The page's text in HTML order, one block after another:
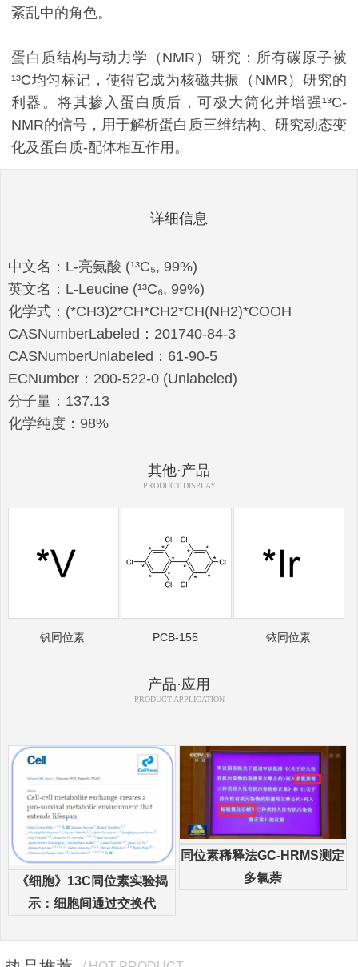
紊乱中的角色。
蛋白质结构与动力学（NMR）研究：所有碳原子被
¹³C均匀标记，使得它成为核磁共振（NMR）研究的
利器。将其掺入蛋白质后，可极大简化并增强¹³C-
NMR的信号，用于解析蛋白质三维结构、研究动态变
化及蛋白质-配体相互作用。
详细信息
中文名：L-亮氨酸 (¹³C₅, 99%)
英文名：L-Leucine (¹³C₆, 99%)
化学式：(*CH3)2*CH*CH2*CH(NH2)*COOH
CASNumberLabeled：201740-84-3
CASNumberUnlabeled：61-90-5
ECNumber：200-522-0 (Unlabeled)
分子量：137.13
化学纯度：98%
其他·产品
PRODUCT DISPLAY
钒同位素 PCB-155 铱同位素
产品·应用
PRODUCT APPLICATION
《细胞》13C同位素实验揭
示：细胞间通过交换代
同位素稀释法GC-HRMS测定
多氯萘